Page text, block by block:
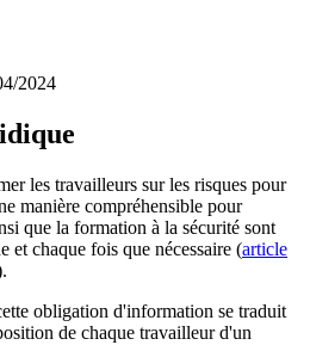
2024
les travailleurs sur les risques pour
manière compréhensible pour
que la formation à la sécurité sont
et chaque fois que nécessaire (article
obligation d'information se traduit
de chaque travailleur d'un